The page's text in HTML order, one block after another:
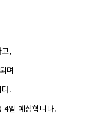
,
며
.
4일 예상합니다.